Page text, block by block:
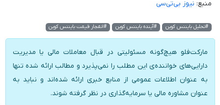
منبع: نیوز بی‌تی‌سی
#تحلیل بایننس کوین #آینده بایننس کوین #انفجار قیمت بایننس کوین
مارکت‌فلو هیچ‌گونه مسئولیتی در قبال معاملات مالی یا مدیریت
دارایی‌های خواننده‌ی این مطلب را نمی‌پذیرد و مطالب ارائه شده تنها
به عنوان اطلاعات عمومی از منابع خبری ارائه شده‌اند و نباید به
عنوان مشاوره مالی یا سرمایه‌گذاری در نظر گرفته شوند.